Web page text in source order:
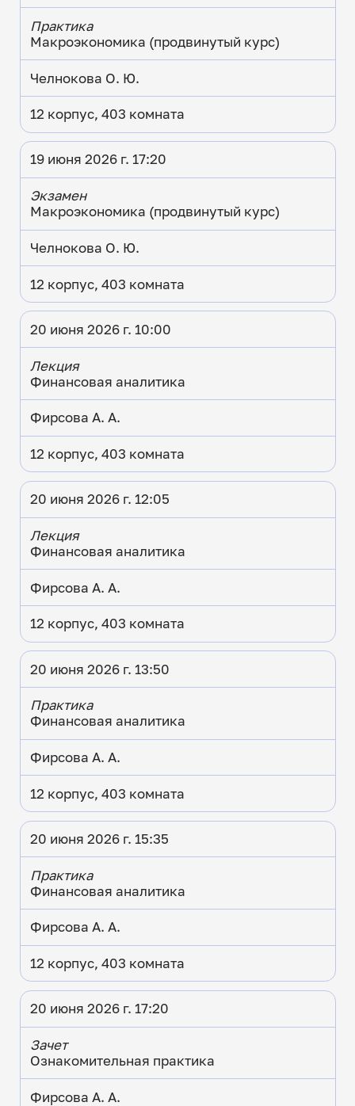
Практика
Макроэкономика (продвинутый курс)
Челнокова О. Ю.
12 корпус, 403 комната
19 июня 2026 г. 17:20
Экзамен
Макроэкономика (продвинутый курс)
Челнокова О. Ю.
12 корпус, 403 комната
20 июня 2026 г. 10:00
Лекция
Финансовая аналитика
Фирсова А. А.
12 корпус, 403 комната
20 июня 2026 г. 12:05
Лекция
Финансовая аналитика
Фирсова А. А.
12 корпус, 403 комната
20 июня 2026 г. 13:50
Практика
Финансовая аналитика
Фирсова А. А.
12 корпус, 403 комната
20 июня 2026 г. 15:35
Практика
Финансовая аналитика
Фирсова А. А.
12 корпус, 403 комната
20 июня 2026 г. 17:20
Зачет
Ознакомительная практика
Фирсова А. А.